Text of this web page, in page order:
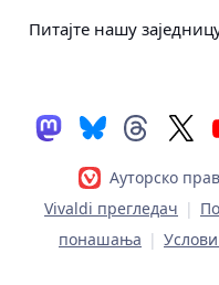
Питајте нашу
Ауторско
Vivaldi прегледач |
понашања |